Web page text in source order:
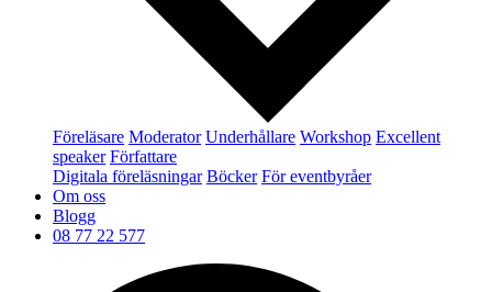
Föreläsare Moderator Underhållare Workshop Excellent
speaker Författare
Digitala föreläsningar Böcker För eventbyråer
Om oss
Blogg
08 77 22 577